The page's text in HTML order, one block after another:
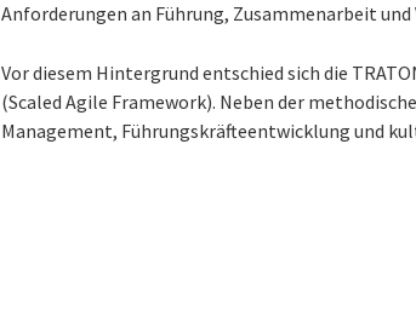
Anforderungen an Führung, Zusammenarbeit
Vor diesem Hintergrund entschied sich die
(Scaled Agile Framework). Neben der
Management, Führungskräfteentwicklung und